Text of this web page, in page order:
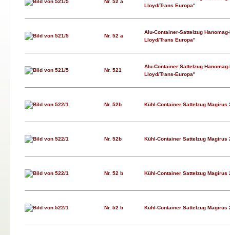
Nr. 52 a
Lloyd/Trans Europa"
Nr. 52 a
Alu-Container-Sattelzug
Lloyd/Trans Europa"
Nr. 521
Alu-Container Sattelzug
Lloyd/Trans-Europa"
Nr. 52b Kühl-Container Sattelzug Magirus
Nr. 52b Kühl-Container Sattelzug Magirus
Nr. 52 b Kühl-Container Sattelzug Magirus
Nr. 52 b Kühl-Container Sattelzug Magirus